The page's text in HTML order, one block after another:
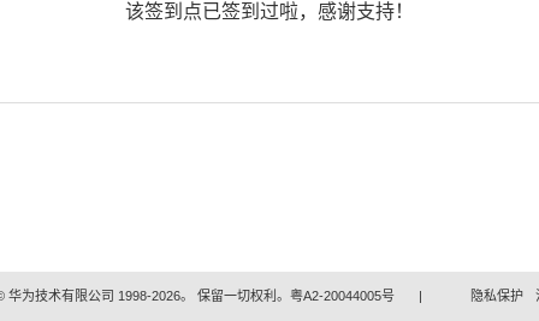
该签到点已签到过啦，感谢支持！
华为技术有限公司 1998-2026。 保留一切权利。粤A2-20044005号 | 隐私保护